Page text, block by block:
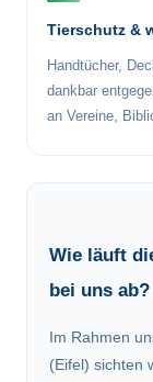
Tierschutz &
Handtücher,
dankbar
an Vereine,
Wie läuft
bei uns ab?
Im Rahmen
(Eifel) sichten